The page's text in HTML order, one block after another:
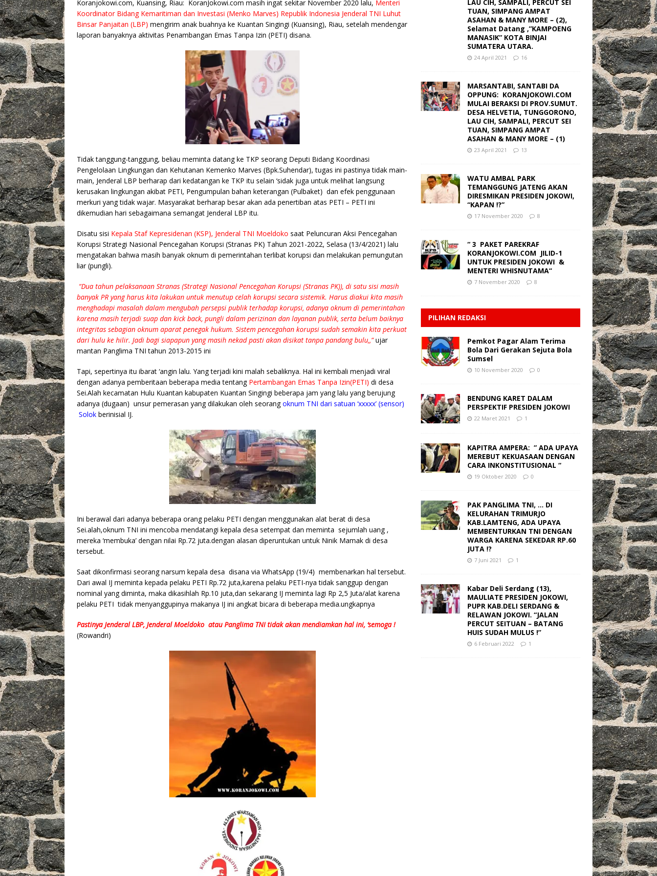
o
k
p k e
r
Koranjokowi.com, Kuansing, Riau: KoranJokowi.com masih ingat sekitar November 2020 lalu, Menteri
Koordinator Bidang Kemaritiman dan Investasi (Menko Marves) Republik Indonesia Jenderal TNI Luhut
Binsar Panjaitan (LBP) mengirim anak buahnya ke Kuantan Singingi (Kuansing), Riau, setelah mendengar
laporan banyaknya aktivitas Penambangan Emas Tanpa Izin (PETI) disana.
Tidak tanggung-tanggung, beliau meminta datang ke TKP seorang Deputi Bidang Koordinasi
Pengelolaan Lingkungan dan Kehutanan Kemenko Marves (Bpk.Suhendar), tugas ini pastinya tidak main-
main, Jenderal LBP berharap dari kedatangan ke TKP itu selain ‘sidak juga untuk melihat langsung
kerusakan lingkungan akibat PETI, Pengumpulan bahan keterangan (Pulbaket) dan efek penggunaan
merkuri yang tidak wajar. Masyarakat berharap besar akan ada penertiban atas PETI – PETI ini
dikemudian hari sebagaimana semangat Jenderal LBP itu.
Disatu sisi Kepala Staf Kepresidenan (KSP), Jenderal TNI Moeldoko saat Peluncuran Aksi Pencegahan
Korupsi Strategi Nasional Pencegahan Korupsi (Stranas PK) Tahun 2021-2022, Selasa (13/4/2021) lalu
mengatakan bahwa masih banyak oknum di pemerintahan terlibat korupsi dan melakukan pemungutan
liar (pungli).
“Dua tahun pelaksanaan Stranas (Strategi Nasional Pencegahan Korupsi (Stranas PK)), di satu sisi masih
banyak PR yang harus kita lakukan untuk menutup celah korupsi secara sistemik. Harus diakui kita masih
menghadapi masalah dalam mengubah persepsi publik terhadap korupsi, adanya oknum di pemerintahan
karena masih terjadi suap dan kick back, pungli dalam perizinan dan layanan publik, serta belum baiknya
integritas sebagian oknum aparat penegak hukum. Sistem pencegahan korupsi sudah semakin kita perkuat
dari hulu ke hilir. Jadi bagi siapapun yang masih nekad pasti akan disikat tanpa pandang bulu,,”ujar
mantan Panglima TNI tahun 2013-2015 ini
Tapi, sepertinya itu ibarat ‘angin lalu. Yang terjadi kini malah sebaliknya. Hal ini kembali menjadi viral
dengan adanya pemberitaan beberapa media tentang Pertambangan Emas Tanpa Izin(PETI) di desa
Sei.Alah kecamatan Hulu Kuantan kabupaten Kuantan Singingi beberapa jam yang lalu yang berujung
adanya (dugaan) unsur pemerasan yang dilakukan oleh seorangoknum TNI dari satuan ‘xxxxx’ (sensor)
Solok berinisial IJ.
Ini berawal dari adanya beberapa orang pelaku PETI dengan menggunakan alat berat di desa
Sei.alah,oknum TNI ini mencoba mendatangi kepala desa setempat dan meminta sejumlah uang ,
mereka ‘membuka’ dengan nilai Rp.72 juta.dengan alasan diperuntukan untuk Ninik Mamak di desa
tersebut.
Saat dikonfirmasi seorang narsum kepala desa disana via WhatsApp (19/4) membenarkan hal tersebut.
Dari awal IJ meminta kepada pelaku PETI Rp.72 juta,karena pelaku PETI-nya tidak sanggup dengan
nominal yang diminta, maka dikasihlah Rp.10 juta,dan sekarang IJ meminta lagi Rp 2,5 Juta/alat karena
pelaku PETI tidak menyanggupinya makanya IJ ini angkat bicara di beberapa media.ungkapnya
Pastinya Jenderal LBP, Jenderal Moeldoko atau Panglima TNI tidak akan mendiamkan hal ini, ‘semoga !
(Rowandri)
LAU CIH, SAMPALI, PERCUT SEI
TUAN, SIMPANG AMPAT
ASAHAN & MANY MORE – (2),
Selamat Datang ,”KAMPOENG
MANASIK” KOTA BINJAI
SUMATERA UTARA.
24 April 2021 16
MARSANTABI, SANTABI DA
OPPUNG: KORANJOKOWI.COM
MULAI BERAKSI DI PROV.SUMUT.
DESA HELVETIA, TUNGGORONO,
LAU CIH, SAMPALI, PERCUT SEI
TUAN, SIMPANG AMPAT
ASAHAN & MANY MORE – (1)
23 April 2021 13
WATU AMBAL PARK
TEMANGGUNG JATENG AKAN
DIRESMIKAN PRESIDEN JOKOWI,
“KAPAN !?”
17 November 2020 8
“ 3 PAKET PAREKRAF
KORANJOKOWI.COM JILID-1
UNTUK PRESIDEN JOKOWI &
MENTERI WHISNUTAMA“
7 November 2020 8
PILIHAN REDAKSI
Pemkot Pagar Alam Terima
Bola Dari Gerakan Sejuta Bola
Sumsel
10 November 2020 0
BENDUNG KARET DALAM
PERSPEKTIF PRESIDEN JOKOWI
22 Maret 2021 1
KAPITRA AMPERA: ” ADA UPAYA
MEREBUT KEKUASAAN DENGAN
CARA INKONSTITUSIONAL “
19 Oktober 2020 0
PAK PANGLIMA TNI, … DI
KELURAHAN TRIMURJO
KAB.LAMTENG, ADA UPAYA
MEMBENTURKAN TNI DENGAN
WARGA KARENA SEKEDAR RP.60
JUTA !?
7 Juni 2021 1
Kabar Deli Serdang (13),
MAULIATE PRESIDEN JOKOWI,
PUPR KAB.DELI SERDANG &
RELAWAN JOKOWI. “JALAN
PERCUT SEITUAN – BATANG
HUIS SUDAH MULUS !”
6 Februari 2022 1